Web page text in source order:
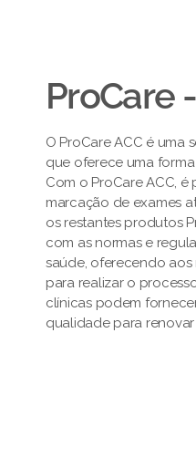
ProCare
O ProCare ACC é
que oferece uma
Com o ProCare ACC,
marcação de exames
os restantes produtos
com as normas e
saúde, oferecendo
para realizar o
clínicas podem
qualidade para